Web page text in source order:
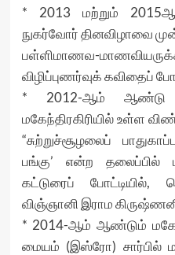
* 2013 மற்றும்
நுகர்வோர் தினவிழாவை
பள்ளிமாணவ-
விழிப்புணர்வுக் கவிதைப்
* 2012-ஆம் ஆண்டு
மகேந்திரகிரியில் உள்ள
“சுற்றுச்சூழலைப்
பங்கு’ என்ற தலைப்பில்
கட்டுரைப்
விஞ்ஞானி இராம
* 2014-ஆம் ஆண்டும்
மையம் (இஸ்ரோ) சார்பில்